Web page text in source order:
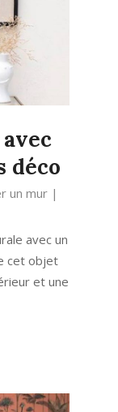
déco
un mur |
avec un
cet objet
et une